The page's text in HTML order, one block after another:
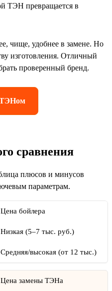
ТЭН превращается в
чище, удобнее в замене. Но
изготовления. Отличный
проверенный бренд.
ТЭНом
сравнения
плюсов и минусов
параметрам.
Цена бойлера
Низкая (5–7 тыс. руб.)
Средняя/высокая (от 12 тыс.)
Цена замены ТЭНа